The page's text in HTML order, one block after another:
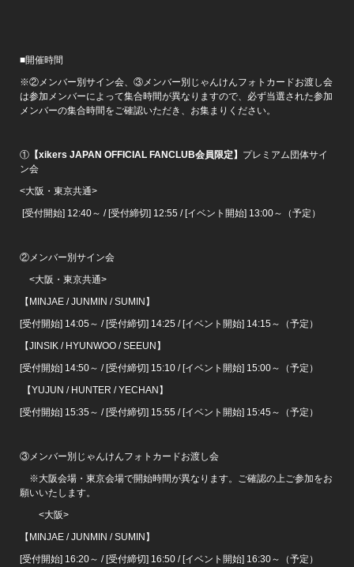
■開催時間
※②メンバー別サイン会、③メンバー別じゃんけんフォトカードお渡し会
は参加メンバーによって集合時間が異なりますので、必ず当選された参加
メンバーの集合時間をご確認いただき、お集まりください。
① 【xikers JAPAN OFFICIAL FANCLUB会員限定】 プレミアム団体サイ
ン会
<大阪・東京共通>
[受付開始] 12:40～ / [受付締切] 12:55 / [イベント開始] 13:00～（予定）
②メンバー別サイン会
<大阪・東京共通>
【MINJAE / JUNMIN / SUMIN】
[受付開始] 14:05～ / [受付締切] 14:25 / [イベント開始] 14:15～（予定）
【JINSIK / HYUNWOO / SEEUN】
[受付開始] 14:50～ / [受付締切] 15:10 / [イベント開始] 15:00～（予定）
【YUJUN / HUNTER / YECHAN】
[受付開始] 15:35～ / [受付締切] 15:55 / [イベント開始] 15:45～（予定）
③メンバー別じゃんけんフォトカードお渡し会
※大阪会場・東京会場で開始時間が異なります。ご確認の上ご参加をお
願いいたします。
<大阪>
【MINJAE / JUNMIN / SUMIN】
[受付開始] 16:20～ / [受付締切] 16:50 / [イベント開始] 16:30～（予定）